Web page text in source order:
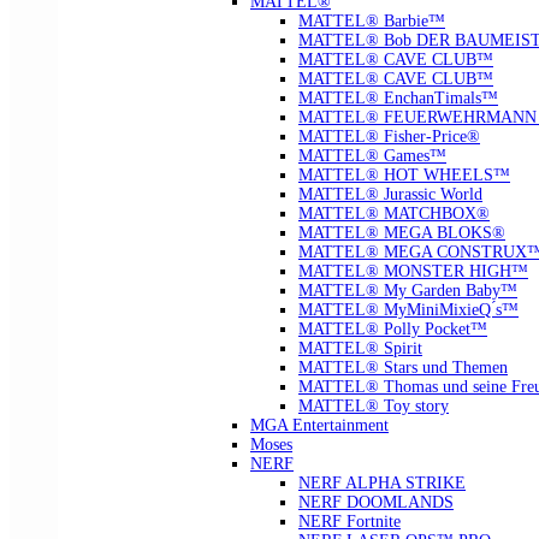
MATTEL® Barbie™
MATTEL® Bob DER
MATTEL® CAVE CLUB™
MATTEL® CAVE CLUB™
MATTEL® EnchanTimals™
MATTEL®
MATTEL® Fisher-Price®
MATTEL® Games™
MATTEL® HOT WHEELS™
MATTEL® Jurassic World
MATTEL® MATCHBOX®
MATTEL® MEGA BLOKS®
MATTEL® MEGA
MATTEL® MONSTER HIGH™
MATTEL® My Garden Baby™
MATTEL® MyMiniMixieQ ́s™
MATTEL® Polly Pocket™
MATTEL® Spirit
MATTEL® Stars und Themen
MATTEL® Thomas und seine
MATTEL® Toy story
MGA Entertainment
Moses
NERF
NERF ALPHA STRIKE
NERF DOOMLANDS
NERF Fortnite